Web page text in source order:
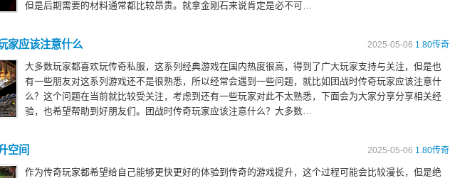
但是后期需要的材料通常都比较昂贵。就拿金刚石来说肯定是必不可…
家应该注意什么 2025-05-06 1.80传奇
大多数玩家都喜欢玩传奇私服，这系列经典游戏在国内热度很高，得到了广大玩家支持与关注，但是也
有一些朋友对这系列游戏还不是很熟悉，所以经常会遇到一些问题，就比如团战时传奇玩家应该注意什
么？这个问题在当前就比较受关注，考虑到还有一些玩家对此不太熟悉，下面会为大家分享分享相关经
验，也希望帮助到好朋友们。团战时传奇玩家应该注意什么？大多数…
空间 2025-05-06 1.80传奇
作为传奇玩家都希望给自己能够更快更好的体验到传奇的游戏提升，这个过程可能会比较漫长，但是绝